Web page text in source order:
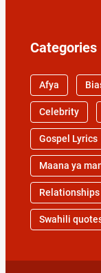
Categories
Afya
Celebrity
Gospel Lyrics
Maana ya
Relationships
Swahili